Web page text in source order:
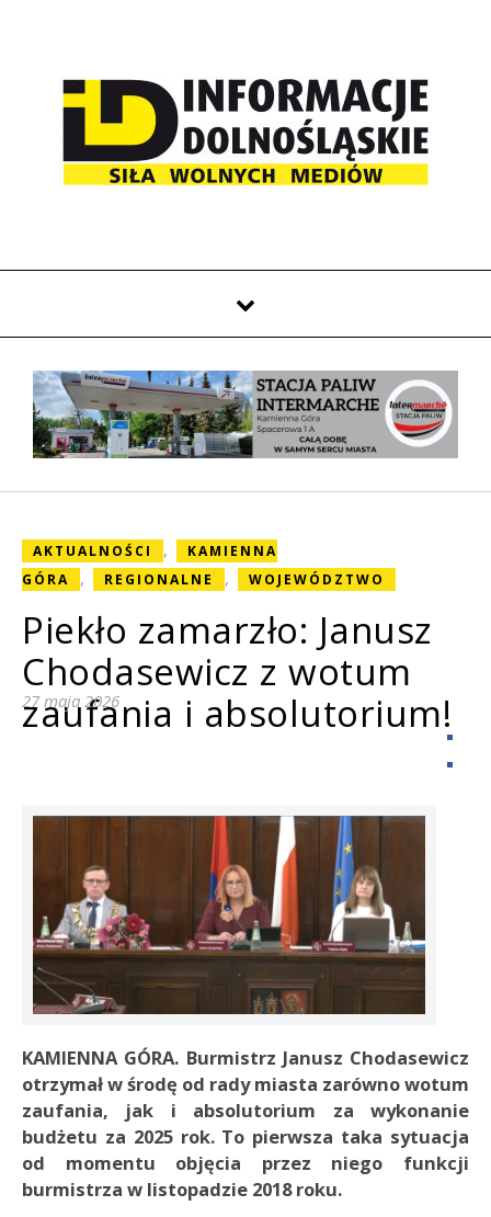
AKTUALNOŚCI ,
KAMIENNA
GÓRA
, REGIONALNE , WOJEWÓDZTWO
Piekło zamarzło: Janusz
Chodasewicz z wotum
zaufania i absolutorium!
27 maja 2026
KAMIENNA GÓRA. Burmistrz Janusz Chodasewicz
otrzymał w środę od rady miasta zarówno wotum
zaufania, jak i absolutorium za wykonanie
budżetu za 2025 rok. To pierwsza taka sytuacja
od momentu objęcia przez niego funkcji
burmistrza w listopadzie 2018 roku.